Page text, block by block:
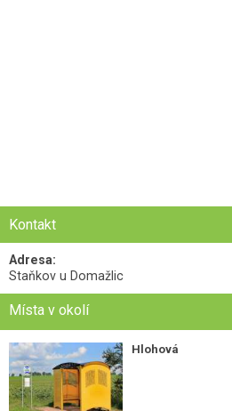
Kontakt
Adresa:
Staňkov u Domažlic
Místa v okolí
Hlohová